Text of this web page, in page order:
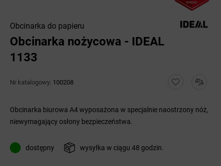
Obcinarka do papieru
Obcinarka nożycowa - IDEAL
1133
Nr katalogowy: 100208
Obcinarka biurowa A4 wyposażona w specjalnie naostrzony nóż,
niewymagający osłony bezpieczeństwa.
dostępny wysyłka w ciągu 48 godzin.